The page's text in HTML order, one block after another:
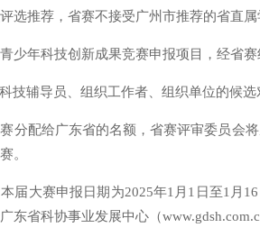
选推荐，省赛不接受广州市推荐的省直
青少年科技创新成果竞赛申报项目，经省
科技辅导员、组织工作者、组织单位的候
赛分配给广东省的名额，省赛评审委员会
。
本届大赛申报日期为2025年1月1日至1月
东省科协事业发展中心（